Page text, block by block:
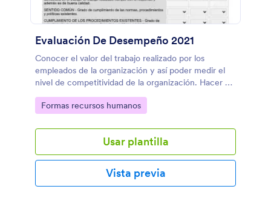
Evaluación De Desempeño 2021
Conocer el valor del trabajo realizado por los
empleados de la organización y así poder medir el
nivel de competitividad de la organización. Hacer un
seguimiento del avance y cumplimiento de los
objetivos y metas establecidos. Conocer dar la
equipo de empleados aporta a la organización.
Estimular una mayor productividad. Fomentar la
comunicación interna, sobre todo entre el jefe y los
Go to Category:
Formas recursos humanos
Usar plantilla
Vista previa